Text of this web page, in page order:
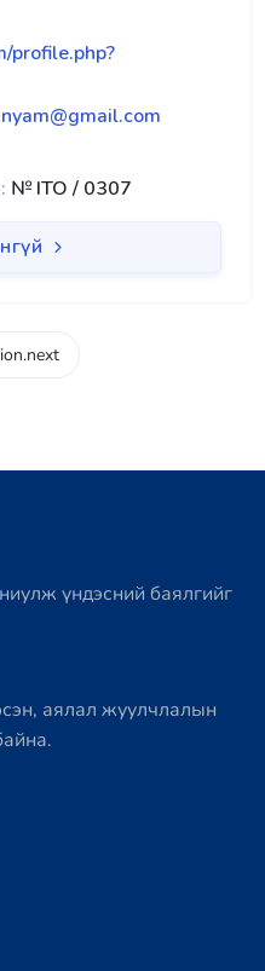
profile.php?
№ ITO / 0307
үндэсний баялгийг
аялал жуулчлалын